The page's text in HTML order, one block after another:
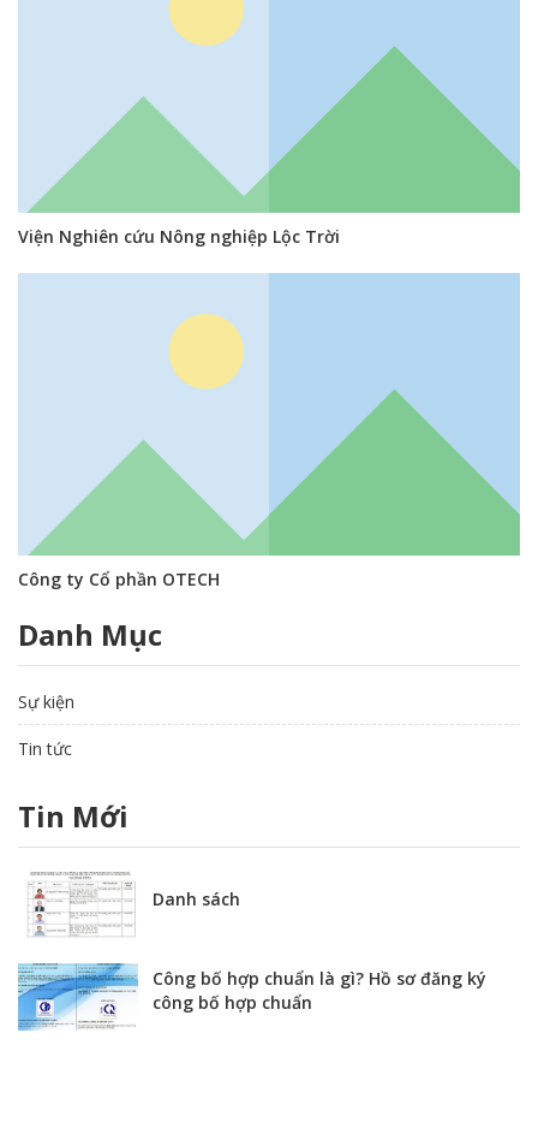
Viện Nghiên cứu Nông nghiệp Lộc Trời
Công ty Cổ phần OTECH
Danh Mục
Sự kiện
Tin tức
Tin Mới
Danh sách
Công bố hợp chuẩn là gì? Hồ sơ đăng ký
công bố hợp chuẩn